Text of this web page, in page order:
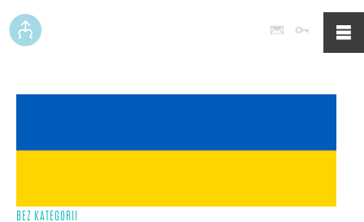
Poczta
BEZ KATEGORII